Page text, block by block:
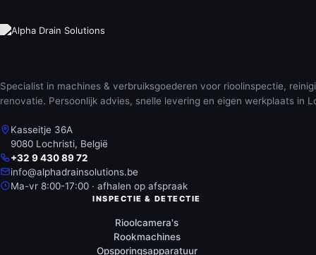
Specialist in machines & verbruiksgoederen voor rioolinspectie,
renovatie. Persoonlijk advies, snelle levering en eigen werkplaats in
Kasseitje 36A
9080 Lochristi, België
+32 9 430 89 72
info@alphadrainsolutions.be
Ma-vr 8:00-17:00 · afhalen op afspraak
INSPECTIE & DETECTIE
Rioolcamera's
Rookmachines
Opsporingsapparatuur